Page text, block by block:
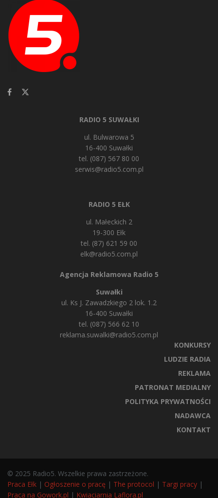
RADIO 5 SUWAŁKI
ul. Bulwarowa 5
16-400 Suwałki
tel. (087) 567 80 00
serwis@radio5.com.pl
RADIO 5 EŁK
ul. Małeckich 2
19-300 Ełk
tel. (87) 621 59 00
elk@radio5.com.pl
Agencja Reklamowa Radio 5
Suwałki
ul. Ks J. Zawadzkiego 2 lok. 1.2
16-400 Suwałki
tel. (087) 566 62 10
reklama.suwalki@radio5.com.pl
KONKURSY
LUDZIE RADIA
REKLAMA
PATRONAT MEDIALNY
POLITYKA PRYWATNOŚCI
NADAWCA
KONTAKT
© 2025 Radio5. Wszelkie prawa zastrzeżone.
Praca Ełk | Ogłoszenie o pracę | The protocol | Targi pracy |
Praca na Gowork.pl | Kwiaciarnia Laflora.pl